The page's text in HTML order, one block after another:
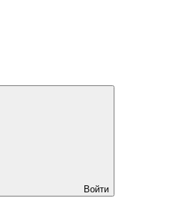
Войти